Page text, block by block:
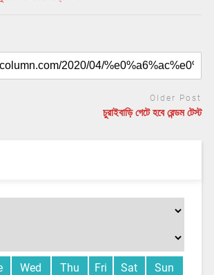
Older Post
চুরাইবাড়ি গেটে হবে রেন্ডম টেস্ট
Wed Thu Fri Sat Sun